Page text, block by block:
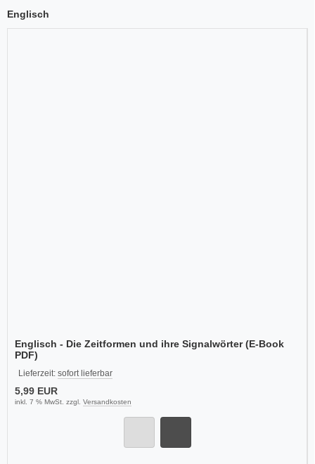
Englisch
Englisch - Die Zeitformen und ihre Signalwörter (E-Book
PDF)
Lieferzeit: sofort lieferbar
5,99 EUR
inkl. 7 % MwSt. zzgl. Versandkosten